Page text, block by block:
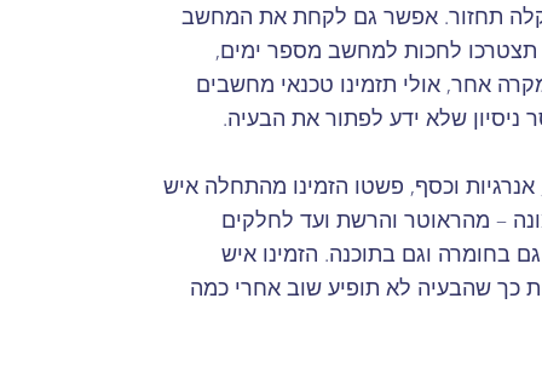
התקלה תחזור. אפשר גם לקחת את המחשב
לחכות למחשב מספר ימים,
אחר, אולי תזמינו טכנאי מחשבים
ניסיון שלא ידע לפתור את הבעיה.
וכסף, פשטו הזמינו מהתחלה איש
– מהראוטר והרשת ועד לחלקים
בחומרה וגם בתוכנה. הזמינו איש
כך שהבעיה לא תופיע שוב אחרי כמה